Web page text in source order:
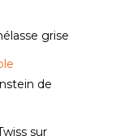
grise
de
sur